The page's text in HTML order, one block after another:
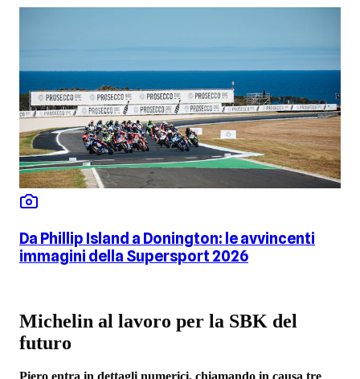
Da Phillip Island a Donington: le avvincenti
immagini della Supersport 2026
Michelin al lavoro per la SBK del
futuro